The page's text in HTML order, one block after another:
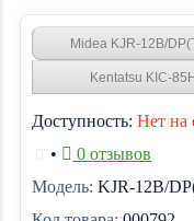
Midea KJR-12B/
Kentatsu KIC-
Доступность: Нет на
•
0 отзывов
Модель: KJR-12B/